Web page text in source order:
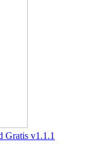
Gratis v1.1.1